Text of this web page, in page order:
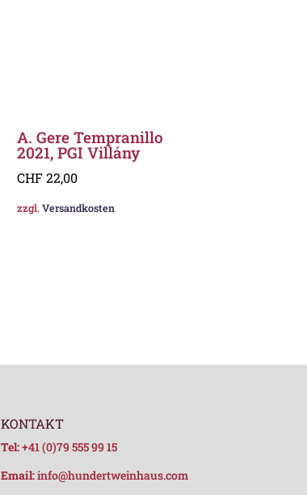
A. Gere Tempranillo
2021, PGI Villány
CHF22,00
zzgl.Versandkosten
KONTAKT
Tel:+41 (0)79 555 99 15
Email:info@hundertweinhaus.com